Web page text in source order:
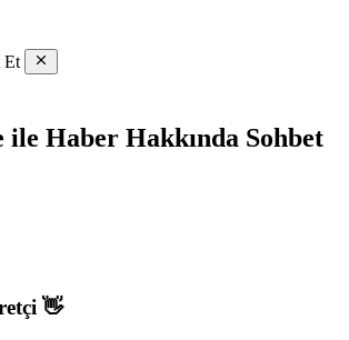
Et
ile Haber Hakkında Sohbet
👋